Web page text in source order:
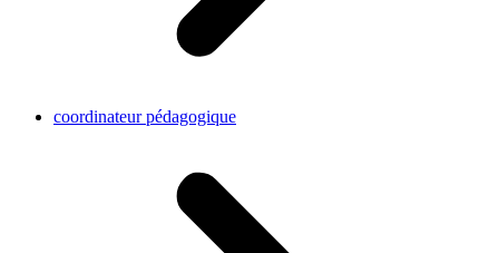
coordinateur pédagogique